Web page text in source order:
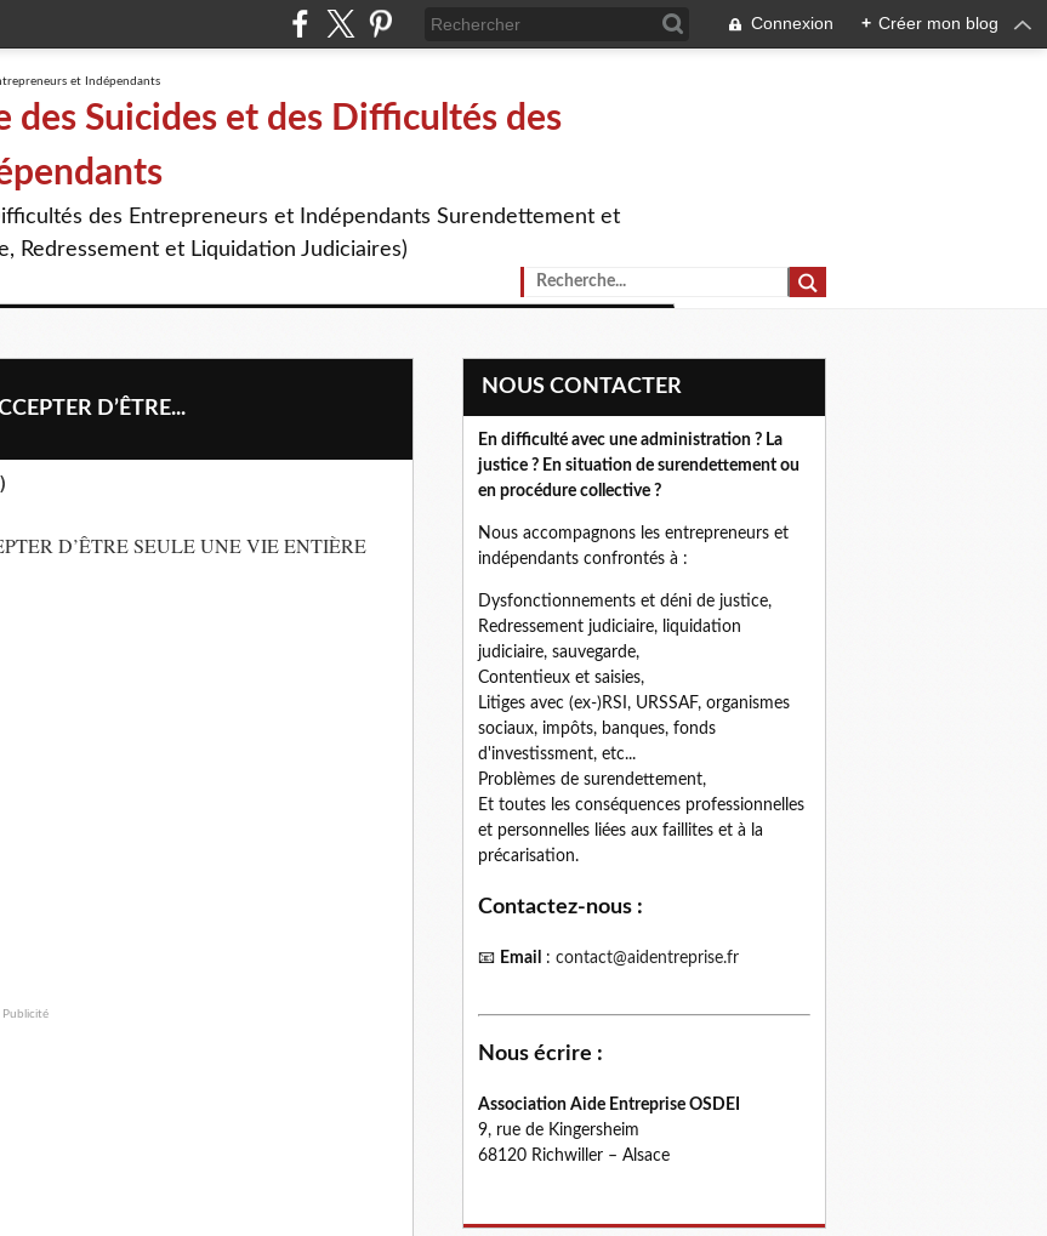
Connexion + Créer mon blog
des Suicides et des Difficultés des
des Entrepreneurs et Indépendants Surendettement et
Redressement et Liquidation Judiciaires)
D’ÊTRE...
D’ÊTRE SEULE UNE VIE ENTIÈRE
)
Publicité
NOUS CONTACTER
En difficulté avec une administration ? La
justice ? En situation de surendettement ou
en procédure collective ?
Nous accompagnons les entrepreneurs et
indépendants confrontés à :
Dysfonctionnements et déni de justice,
Redressement judiciaire, liquidation
judiciaire, sauvegarde,
Contentieux et saisies,
Litiges avec (ex-)RSI, URSSAF, organismes
sociaux, impôts, banques, fonds
d'investissment, etc...
Problèmes de surendettement,
Et toutes les conséquences professionnelles
et personnelles liées aux faillites et à la
précarisation.
Contactez-nous :
📧 Email : contact@aidentreprise.fr
Nous écrire :
Association Aide Entreprise OSDEI
9, rue de Kingersheim
68120 Richwiller – Alsace